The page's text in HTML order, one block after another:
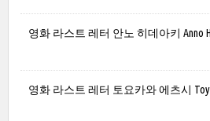
영화 라스트 레터 안노 히데아키 Anno
영화 라스트 레터 토요카와 에츠시